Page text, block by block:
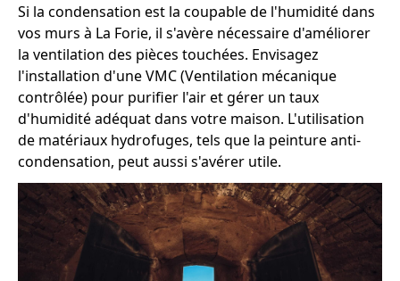
Si la condensation est la coupable de l'humidité dans
vos murs à La Forie, il s'avère nécessaire d'améliorer
la ventilation des pièces touchées. Envisagez
l'installation d'une VMC (Ventilation mécanique
contrôlée) pour purifier l'air et gérer un taux
d'humidité adéquat dans votre maison. L'utilisation
de matériaux hydrofuges, tels que la peinture anti-
condensation, peut aussi s'avérer utile.